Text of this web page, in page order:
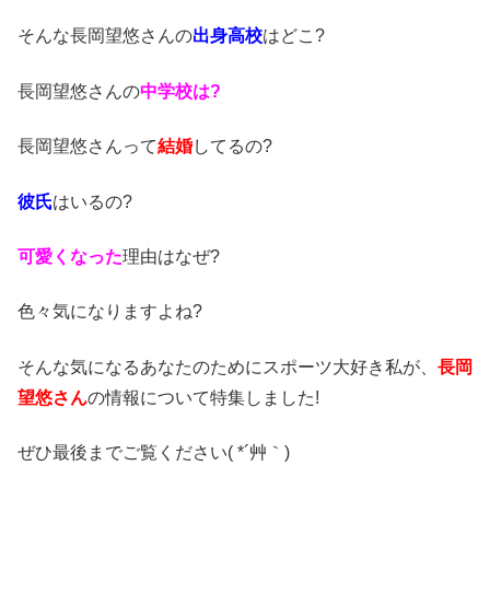
そんな長岡望悠さんの出身高校はどこ?
長岡望悠さんの中学校は?
長岡望悠さんって結婚してるの?
彼氏はいるの?
可愛くなった理由はなぜ?
色々気になりますよね?
そんな気になるあなたのためにスポーツ大好き私が、 長岡
望悠さんの情報について特集しました!
ぜひ最後までご覧ください( *´艸｀)